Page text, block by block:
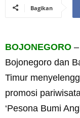
Bagikan
BOJONEGORO
Bojonegoro dan
Timur
promosi
‘Pesona Bumi